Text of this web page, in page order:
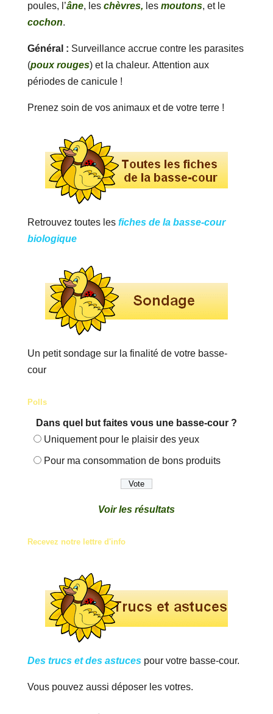
poules, l’âne, les chèvres, les moutons, et le
cochon.
Général : Surveillance accrue contre les parasites
(poux rouges) et la chaleur. Attention aux
périodes de canicule !
Prenez soin de vos animaux et de votre terre !
Retrouvez toutes les fiches de la basse-cour
biologique
Un petit sondage sur la finalité de votre basse-
cour
Polls
Dans quel but faites vous une basse-cour ?
Uniquement pour le plaisir des yeux
Pour ma consommation de bons produits
Voir les résultats
Recevez notre lettre d'info
Des trucs et des astucespour votre basse-cour.
Vous pouvez aussi déposer les votres.